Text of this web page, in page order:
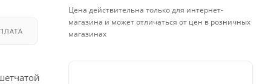
Цена действительна только для интернет-
магазина и может отличаться от цен в розничных
магазинах